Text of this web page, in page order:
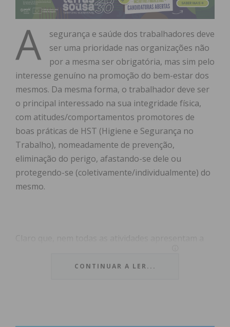
A
segurança e saúde dos trabalhadores deve
ser uma prioridade nas organizações não
por a mesma ser obrigatória, mas sim pelo
interesse genuíno na promoção do bem-estar dos
mesmos. Da mesma forma, o trabalhador deve ser
o principal interessado na sua integridade física,
com atitudes/comportamentos promotores de
boas práticas de HST (Higiene e Segurança no
Trabalho), nomeadamente de prevenção,
eliminação do perigo, afastando-se dele ou
protegendo-se (coletivamente/individualmente) do
mesmo.
dúzia delas, estejam classificadas como atividades
CONTINUAR A LER...